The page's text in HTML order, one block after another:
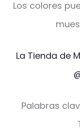
Los colores
La Tienda de
Palabras